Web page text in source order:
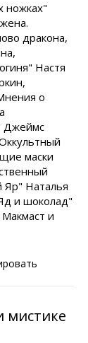
ножках"
дракона,
Настя
о
Джеймс
маски
Наталья
и шоколад"
и
мистике